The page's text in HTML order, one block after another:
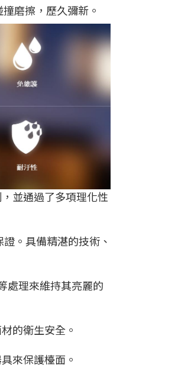
磨擦，歷久彌新。
並通過了多項理化性
。具備精湛的技術、
處理來維持其亮麗的
的衛生安全。
來保護檯面。